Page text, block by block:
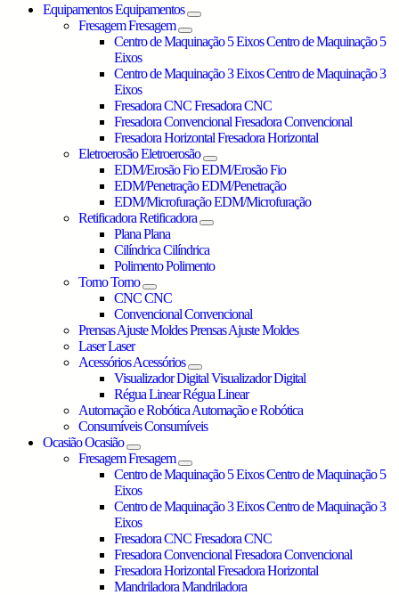
EquipamentosEquipamentos
FresagemFresagem
Centro de Maquinação 5 EixosCentro de Maquinação 5
Eixos
Centro de Maquinação 3 EixosCentro de Maquinação 3
Eixos
Fresadora CNCFresadora CNC
Fresadora ConvencionalFresadora Convencional
Fresadora HorizontalFresadora Horizontal
EletroerosãoEletroerosão
EDM/Erosão FioEDM/Erosão Fio
EDM/PenetraçãoEDM/Penetração
EDM/MicrofuraçãoEDM/Microfuração
RetificadoraRetificadora
PlanaPlana
CilíndricaCilíndrica
PolimentoPolimento
TornoTorno
CNCCNC
ConvencionalConvencional
Prensas Ajuste MoldesPrensas Ajuste Moldes
LaserLaser
AcessóriosAcessórios
Visualizador DigitalVisualizador Digital
Régua LinearRégua Linear
Automação e RobóticaAutomação e Robótica
ConsumíveisConsumíveis
OcasiãoOcasião
FresagemFresagem
Centro de Maquinação 5 EixosCentro de Maquinação 5
Eixos
Centro de Maquinação 3 EixosCentro de Maquinação 3
Eixos
Fresadora CNCFresadora CNC
Fresadora ConvencionalFresadora Convencional
Fresadora HorizontalFresadora Horizontal
MandriladoraMandriladora